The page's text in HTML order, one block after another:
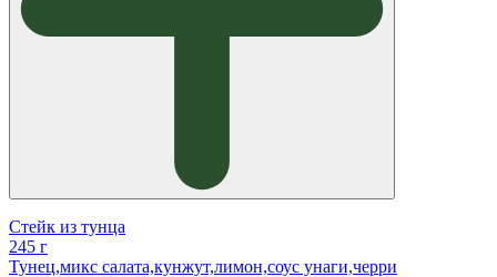
Стейк из тунца
245 г
Тунец,микс салата,кунжут,лимон,соус унаги,черри